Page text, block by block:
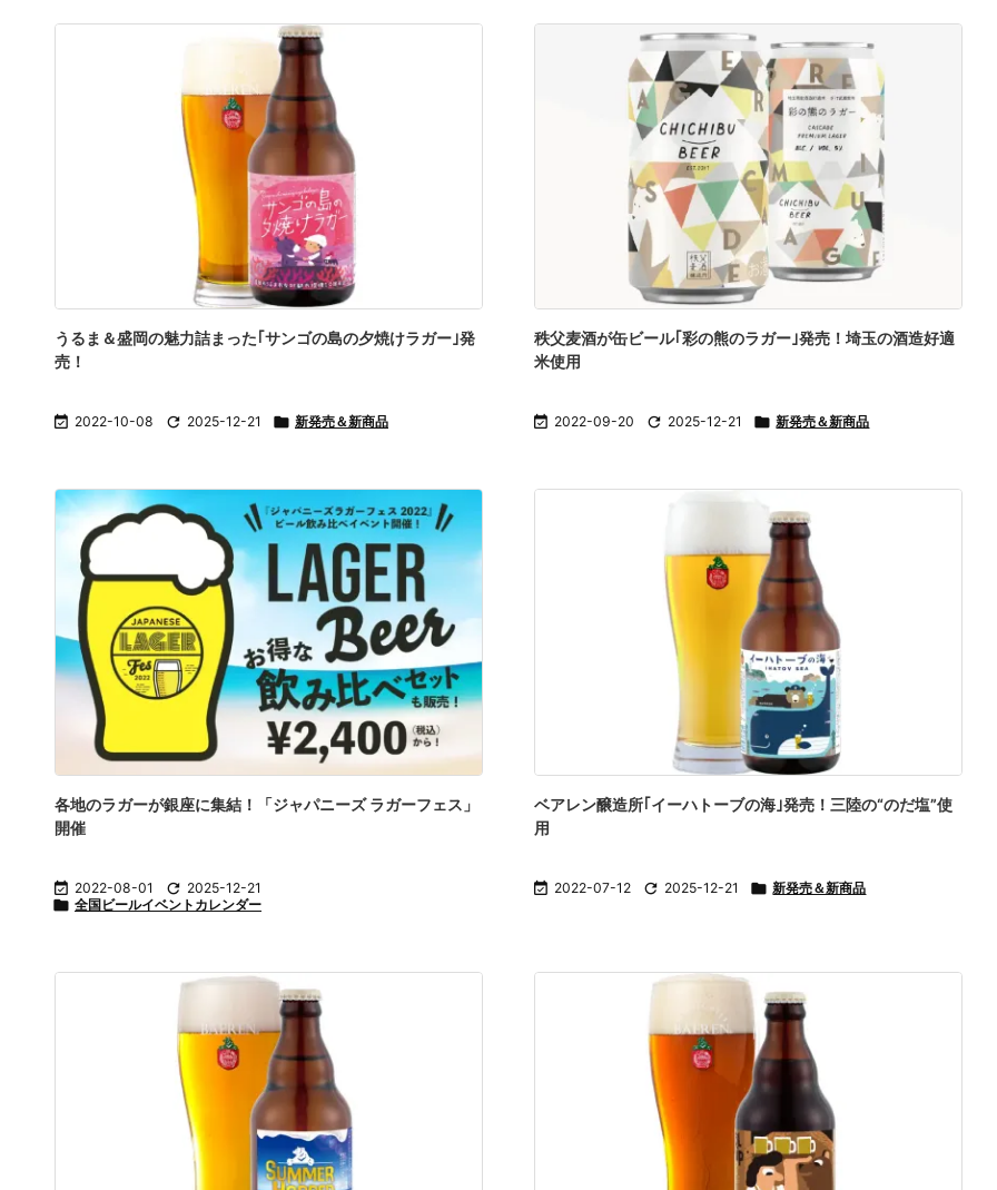
うるま＆盛岡の魅力詰まった｢サンゴの島の夕焼けラガー｣発
売！
 2022-10-08  2025-12-21  新発売＆新商品
秩父麦酒が缶ビール｢彩の熊のラガー｣発売！埼玉の酒造好適
米使用
 2022-09-20  2025-12-21  新発売＆新商品
各地のラガーが銀座に集結！「ジャパニーズ ラガーフェス」
開催
 2022-08-01  2025-12-21
 全国ビールイベントカレンダー
ベアレン醸造所｢イーハトーブの海｣発売！三陸の“のだ塩”使
用
 2022-07-12  2025-12-21  新発売＆新商品